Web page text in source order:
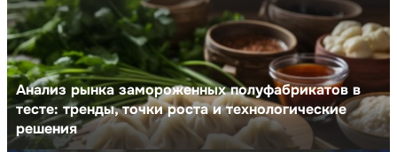
Анализ рынка замороженных полуфабрикатов в
тесте: тренды, точки роста и технологические
решения